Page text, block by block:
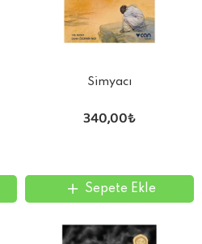
Simyacı
340,00₺
Sepete Ekle